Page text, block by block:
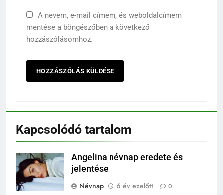
A nevem, e-mail címem, és weboldalcímem
mentése a böngészőben a következő
hozzászólásomhoz.
Kapcsolódó tartalom
Angelina névnap eredete és
jelentése
Névnap
6 év ezelőtt 0